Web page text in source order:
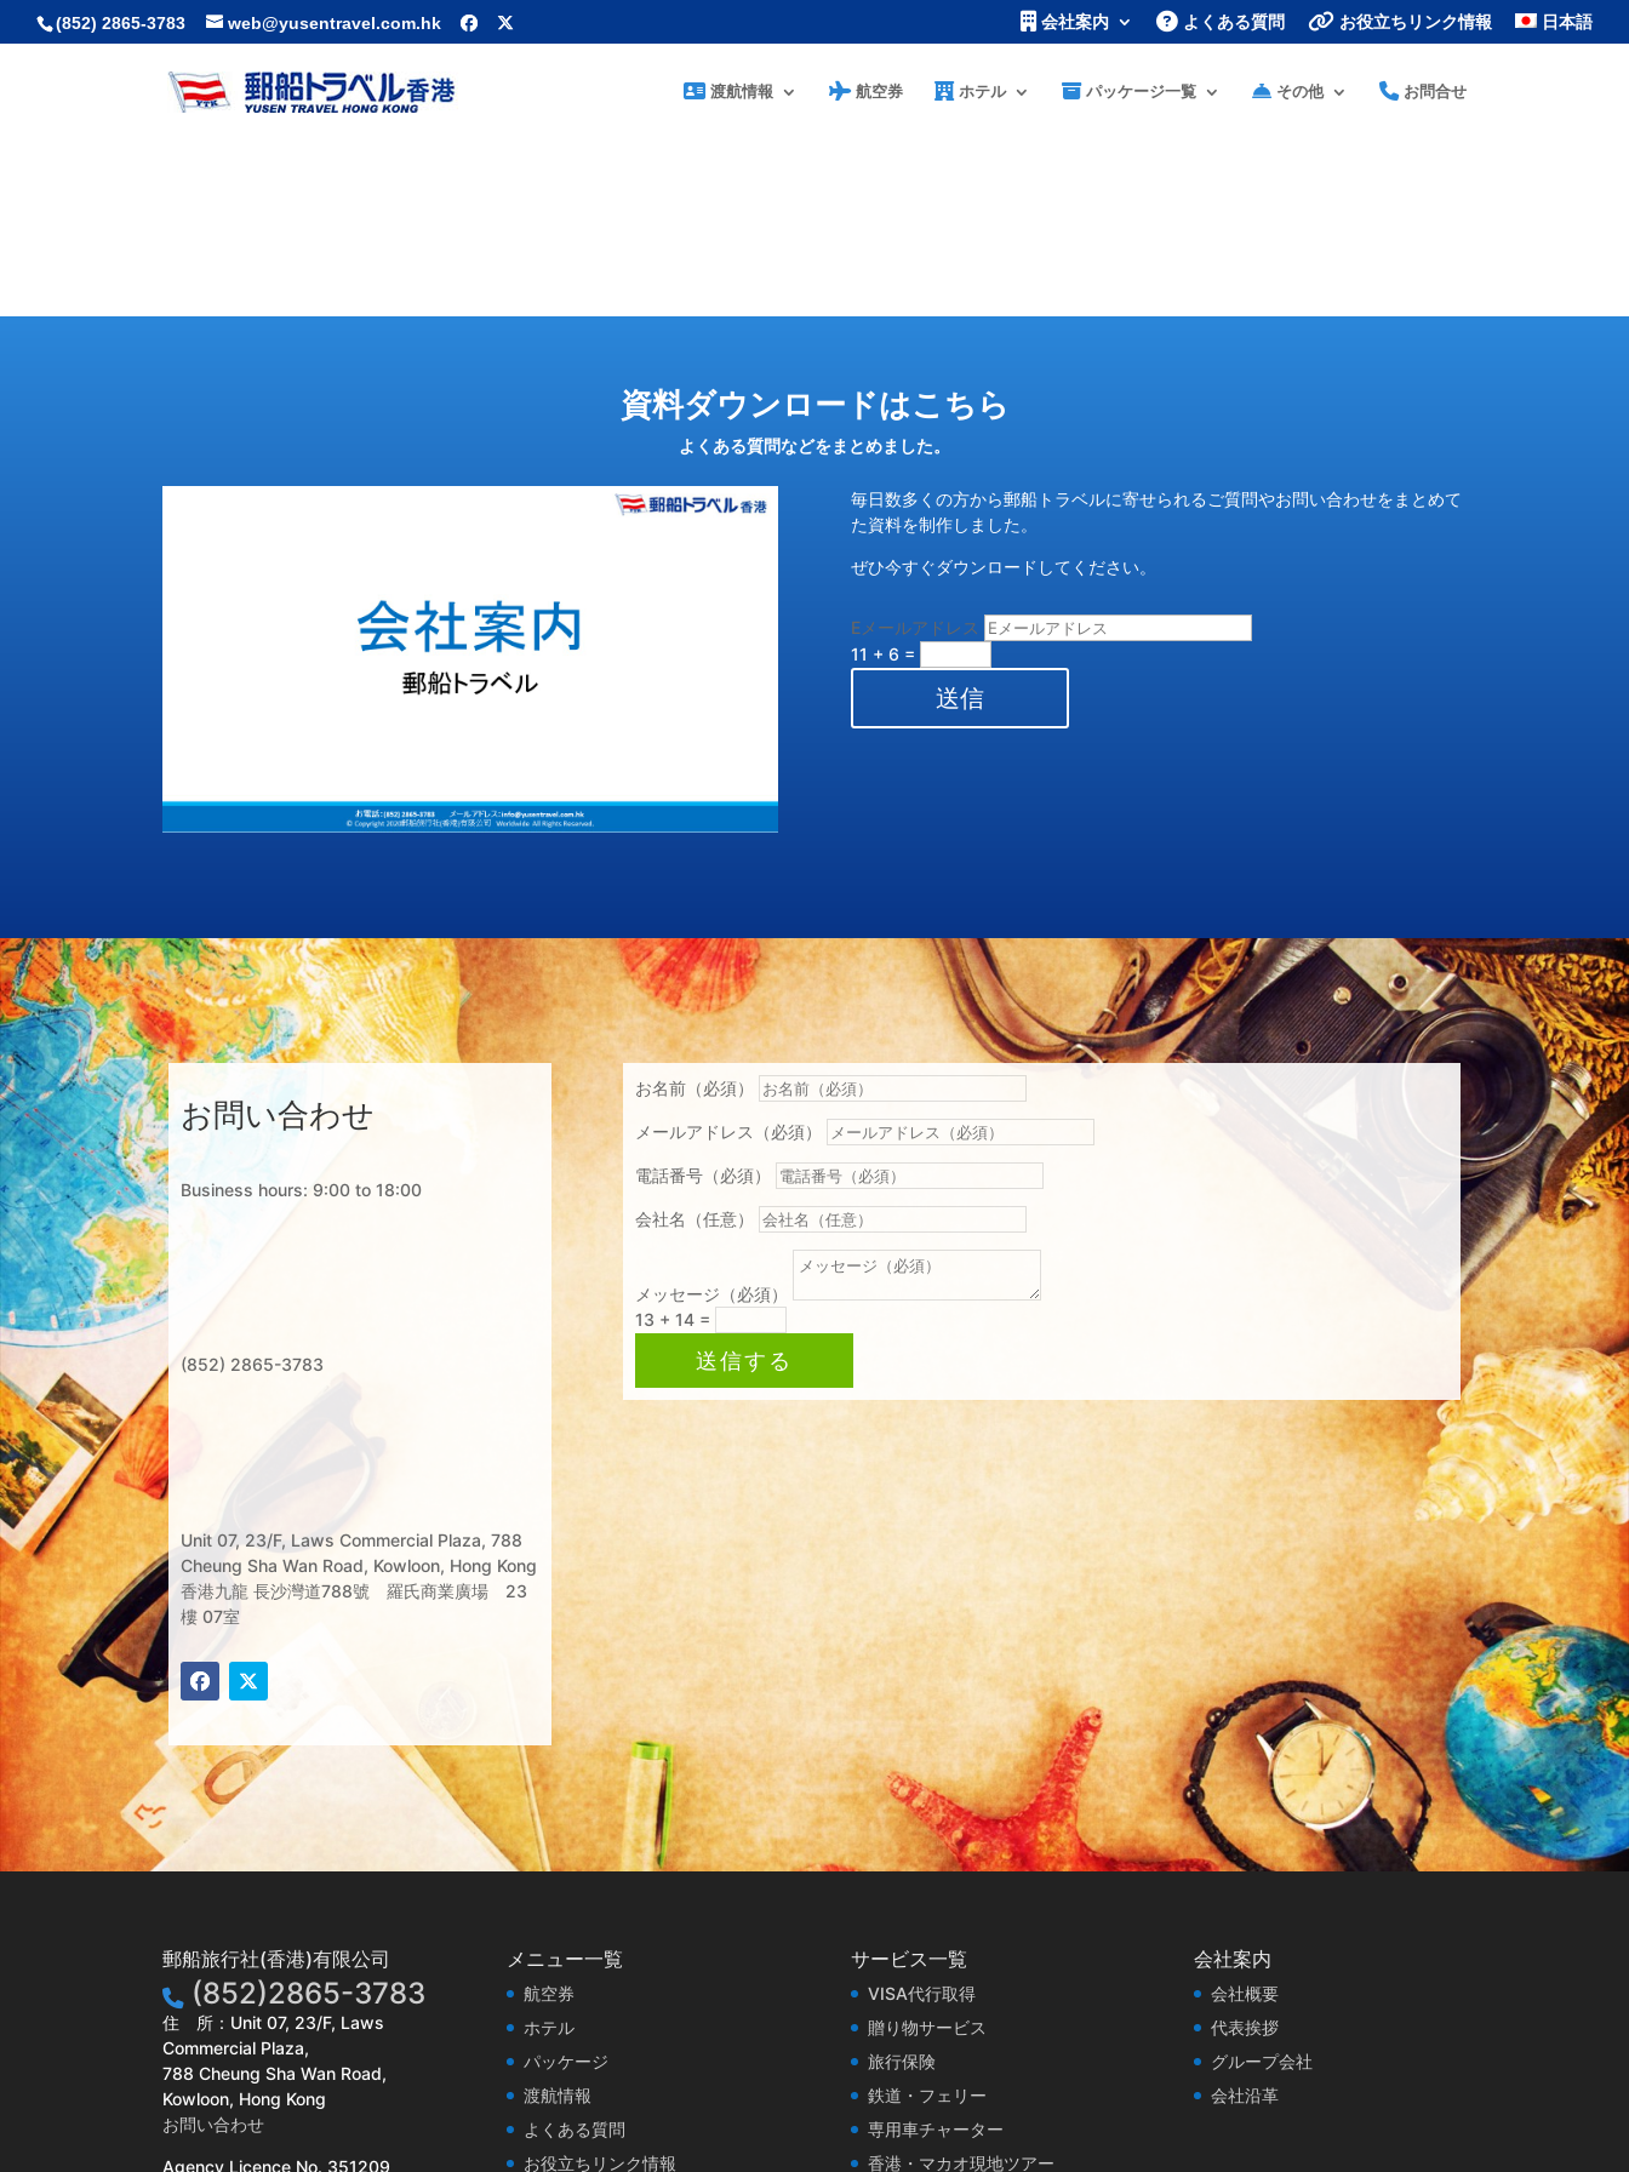
(852) 2865-3783 web@yusentravel.com.hk 会社案内 よくある質問 お役立ちリンク情報 日本語
渡航情報 航空券 ホテル パッケージ一覧 その他 お問合せ
資料ダウンロードはこちら
よくある質問などをまとめました。
毎日数多くの方から郵船トラベルに寄せられるご質問やお問い合わせをまとめて
た資料を制作しました。
ぜひ今すぐダウンロードしてください。
Eメールアドレス
11 + 6 =
送信
お問い合わせ
Business hours: 9:00 to 18:00
(852) 2865-3783
Unit 07, 23/F, Laws Commercial Plaza, 788
Cheung Sha Wan Road, Kowloon, Hong Kong
香港九龍 長沙灣道788號 羅氏商業廣場 23
樓 07室
お名前（必須）
メールアドレス（必須）
電話番号（必須）
会社名（任意）
メッセージ（必須）
13 + 14=
送信する
郵船旅行社(香港)有限公司
(852)2865-3783
住 所：Unit 07, 23/F, Laws
Commercial Plaza,
788 Cheung Sha Wan Road,
Kowloon, Hong Kong
お問い合わせ
Agency Licence No. 351209
メニュー一覧
航空券
ホテル
パッケージ
渡航情報
よくある質問
お役立ちリンク情報
サービス一覧
VISA代行取得
贈り物サービス
旅行保険
鉄道・フェリー
専用車チャーター
香港・マカオ現地ツアー
会社案内
会社概要
代表挨拶
グループ会社
会社沿革